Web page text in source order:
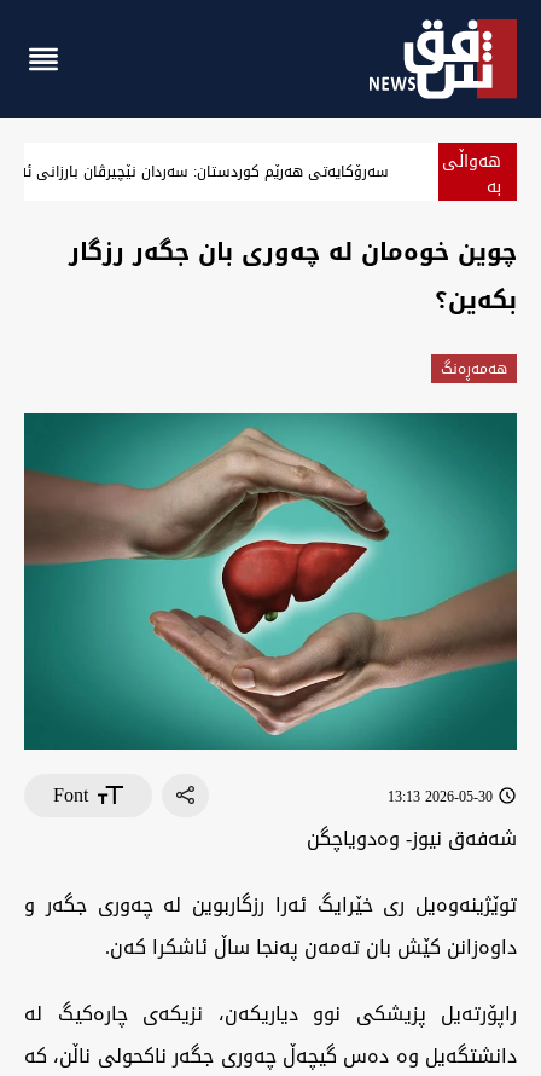
هەواڵی
بە سەرۆکایەتی هەرێم کوردستان: سەردان نێچیرڤان بارزانی
‏چوین خوەمان لە چەوری بان جگەر رزگار
بکەین؟
هه‌مه‌ڕه‌نگ
2026-05-30 13:13
Font
شەفەق نيوز- وەدویاچگن
‏توێژینەوەیل ری خێرایگ ئەرا رزگاربوین لە چەوری جگەر و
داوەزانن کێش بان تەمەن پەنجا ساڵ ئاشکرا کەن.
‏راپۆرتەیل پزیشکی نوو دیاریکەن، نزیکەی چارەکیگ لە
دانشتگەیل وە دەس گیچەڵ چەوری جگەر ناکحولی ناڵن، کە